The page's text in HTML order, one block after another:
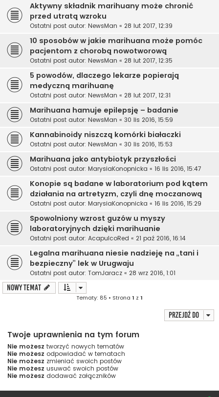
Aktywny składnik marihuany może chronić
przed utratą wzroku
Ostatni post autor: NewsMan « 28 lut 2017, 12:39
10 sposobów w jakie marihuana może pomóc
pacjentom z chorobą nowotworową
Ostatni post autor: NewsMan « 28 lut 2017, 12:35
5 powodów, dlaczego lekarze popierają
medyczną marihuanę
Ostatni post autor: NewsMan « 28 lut 2017, 12:31
Marihuana hamuje epilepsję – badanie
Ostatni post autor: NewsMan « 30 lis 2016, 15:59
Kannabinoidy niszczą komórki białaczki
Ostatni post autor: NewsMan « 30 lis 2016, 15:53
Marihuana jako antybiotyk przyszłości
Ostatni post autor: MarysiaKonopnicka « 16 lis 2016, 15:47
Konopie są badane w laboratorium pod kątem
działania na artretyzm, czyli dnę moczanową
Ostatni post autor: MarysiaKonopnicka « 16 lis 2016, 15:29
Spowolniony wzrost guzów u myszy
laboratoryjnych dzięki marihuanie
Ostatni post autor: AcapulcoRed « 21 paź 2016, 16:14
Legalna marihuana niesie nadzieję na „tani i
bezpieczny” lek w Urugwaju
Ostatni post autor: TomJaracz « 28 wrz 2016, 1:01
NOWY TEMAT
Tematy: 85 • Strona 1 z 1
Przejdź do
Twoje uprawnienia na tym forum
Nie możesz tworzyć nowych tematów
Nie możesz odpowiadać w tematach
Nie możesz zmieniać swoich postów
Nie możesz usuwać swoich postów
Nie możesz dodawać załączników